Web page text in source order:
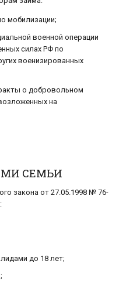
мобилизации;
военной операции
силах РФ по
военизированных
о добровольном
на
СЕМЬИ
закона от 27.05.1998 № 76-
до 18 лет;